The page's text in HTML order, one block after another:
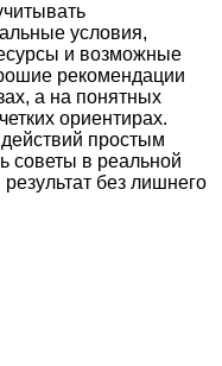
условия,
и возможные
рекомендации
а на понятных
ориентирах.
простым
советы в реальной
без лишнего